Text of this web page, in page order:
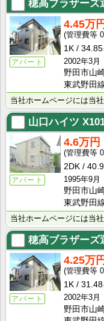
穂高ブラザーズ
アパート
4.45万円
1K
34.85
2002年3月
野田市山
東武野田
山口ハイツ
アパート
4.6万円
2DK
1995年9月
野田市山
東武野田
穂高ブラザーズ
アパート
4.25万円
1K
31.48
2002年3月
野田市山